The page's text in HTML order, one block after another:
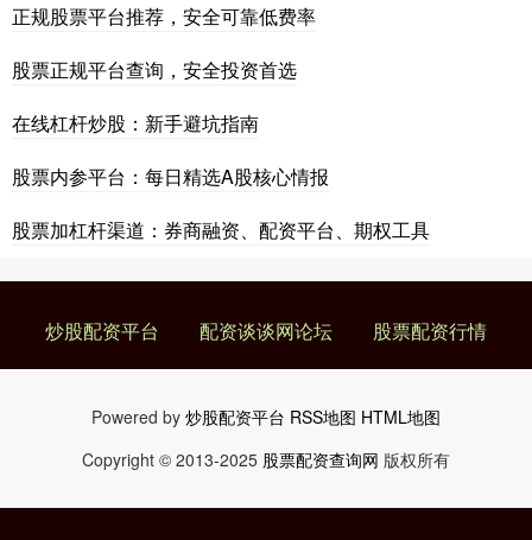
正规股票平台推荐，安全可靠低费率
股票正规平台查询，安全投资首选
在线杠杆炒股：新手避坑指南
股票内参平台：每日精选A股核心情报
股票加杠杆渠道：券商融资、配资平台、期权工具
炒股配资平台 配资谈谈网论坛 股票配资行情
Powered by 炒股配资平台 RSS地图 HTML地图
Copyright © 2013-2025 股票配资查询网 版权所有